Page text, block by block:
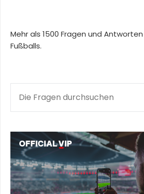
Mehr als 1500 Fragen und
Fußballs.